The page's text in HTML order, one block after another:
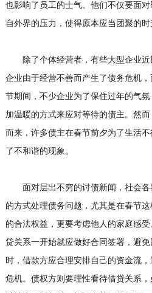
也影响了员工的士气。他们不仅要面
自外界的压力，使得原本应当团聚的时
除了个体经营者，有些大型企业近
企业由于经营不善而产生了债务危机
节期间，不少企业为了保住过年的气
加温暖的方式来应对等待的债主。然
而来，许多债主在春节前夕为了生活
了不和谐的现象。
面对层出不穷的讨债新闻，社会各
的方式处理债务问题，尤其是在春节
的合法权益，更要考虑他人的家庭感
贷关系一开始就应做好合同签署，避
时，借款方应合理安排自己的资金流
危机。债权方则要理性看待借贷关系